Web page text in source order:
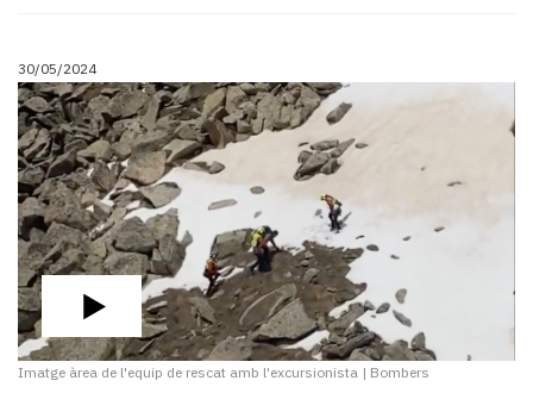
30/05/2024
Imatge àrea de l'equip de rescat amb l'excursionista | Bombers